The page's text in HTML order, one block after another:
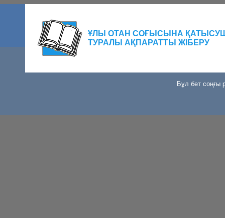
ҰЛЫ ОТАН СОҒЫСЫНА
ТУРАЛЫ АҚПАРАТТЫ ЖІБЕРУ
Бұл бет соңғы